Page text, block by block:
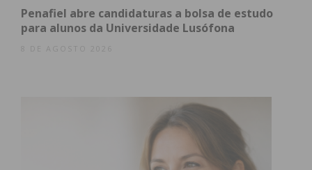
Assine nossa newsletter por e-mail e
obtenha de forma regular a informação
Eu li e concordo com ostermos e
Penafiel abre candidaturas a bolsa de estudo
para alunos da Universidade Lusófona
8 DE AGOSTO 2026